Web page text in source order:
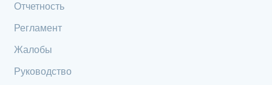
Отчетность
Регламент
Жалобы
Руководство